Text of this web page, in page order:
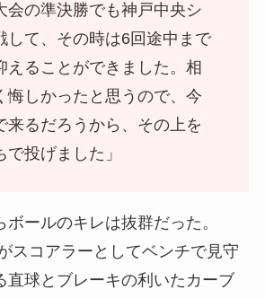
の準決勝でも神戸中央シ
して、その時は6回途中まで
えることができました。相
悔しかったと思うので、今
来るだろうから、その上を
で投げました」
ールのキレは抜群だった。
スコアラーとしてベンチで見守
直球とブレーキの利いたカーブ